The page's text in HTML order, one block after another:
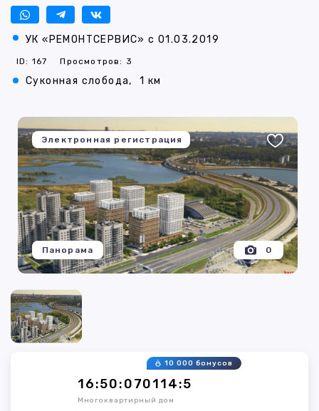
УК «РЕМОНТСЕРВИС» с 01.03.2019
ID: 167 Просмотров: 3
Суконная слобода, 1 км
Электронная регистрация
0
Панорама
16:50:070114:5
10 000 бонусов
Многоквартирный дом